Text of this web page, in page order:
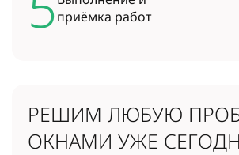
приёмка работ
РЕШИМ ЛЮБУЮ
ОКНАМИ УЖЕ